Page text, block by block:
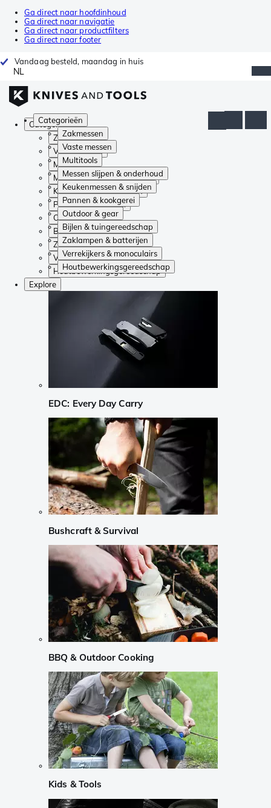
Ga direct naar hoofdinhoud
Ga direct naar navigatie
Ga direct naar productfilters
Ga direct naar footer
Vandaag besteld, maandag in huis
NL
Categorieën
Zakmessen
Vaste messen
Multitools
Messen slijpen & onderhoud
Keukenmessen & snijden
Pannen & kookgerei
Outdoor & gear
Bijlen & tuingereedschap
Zaklampen & batterijen
Verrekijkers & monoculairs
Houtbewerkingsgereedschap
Categorieën
Zakmessen
Vaste messen
Multitools
Messen slijpen & onderhoud
Keukenmessen & snijden
Pannen & kookgerei
Outdoor & gear
Bijlen & tuingereedschap
Zaklampen & batterijen
Verrekijkers & monoculairs
Houtbewerkingsgereedschap
Explore
EDC: Every Day Carry
Bushcraft & Survival
BBQ & Outdoor Cooking
Kids & Tools